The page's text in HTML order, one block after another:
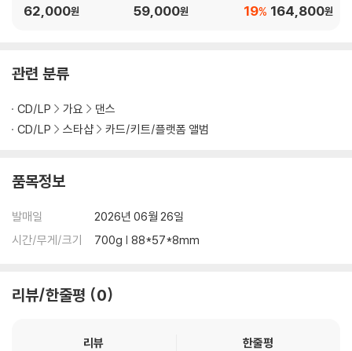
N YOUR FANTASY] I
62,000원
N YOUR FANTASY] I
59,000원
OLDEN HOUR : Part.
164,800원
19%
관련 분류
CD/LP 가요
댄스
CD/LP
스타샵 카드/키트/플랫폼 앨범
품목정보
발매일
2026년 06월 26일
시간/무게/크기
700g | 88*57*8mm
리뷰/한줄평 0
리뷰
한줄평